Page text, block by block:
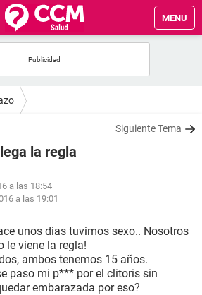
MENU
Siguiente Tema
la regla
a las 18:54
a las 19:01
unos dias tuvimos sexo.. Nosotros
le viene la regla!
ambos tenemos 15 años.
paso mi p*** por el clitoris sin
embarazada por eso?